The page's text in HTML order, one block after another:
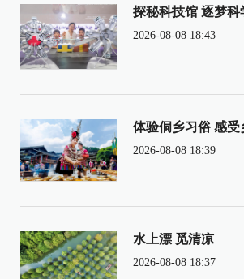
探秘科技馆 逐梦科
2026-08-08 18:43
体验侗乡习俗 感受
2026-08-08 18:39
水上漂 觅清凉
2026-08-08 18:37